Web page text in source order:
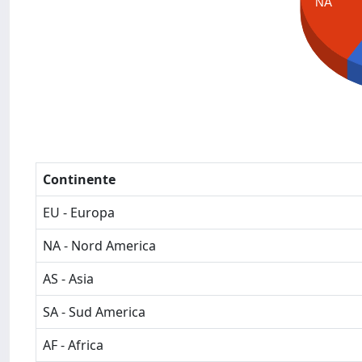
Continente
EU - Europa
NA - Nord America
AS - Asia
SA - Sud America
AF - Africa